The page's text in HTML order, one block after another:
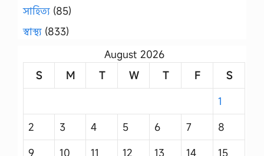
সাহিত্য(85)
স্বাস্থ্য(833)
August 2026
S
M T W T F
S
1
2
3 4 5 6 7
8
9
10 11 12 13 14 15